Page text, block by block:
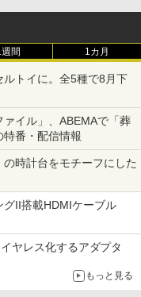
週間 1カ月
トイに。全5種で8月下
イル」、ABEMAで「葬
番・配信情報
の時計台をモチーフにした
II搭載HDMIケーブル
ヤレス化するアダプタ
もっと見る